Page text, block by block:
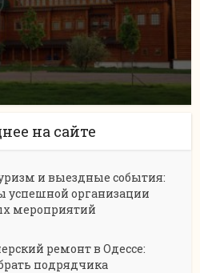
на сайте
и выездные события:
успешной организации
мероприятий
ремонт в Одессе:
подрядчика